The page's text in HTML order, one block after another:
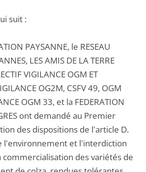
suit :
PAYSANNE, le RESEAU
LES AMIS DE LA TERRE
VIGILANCE OGM ET
OG2M, CSFV 49, OGM
OGM 33, et la FEDERATION
ont demandé au Premier
des dispositions de l'article D.
l'environnement et l'interdiction
commercialisation des variétés de